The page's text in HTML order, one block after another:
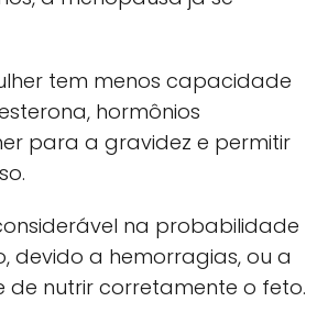
tem menos capacidade
hormônios
para a gravidez e permitir
na probabilidade
devido a hemorragias, ou a
nutrir corretamente o feto.